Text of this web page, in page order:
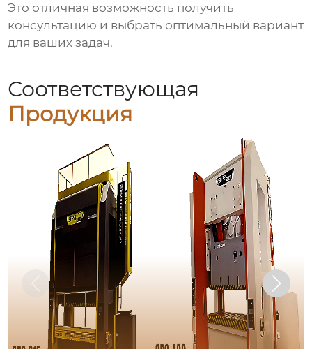
Это отличная возможность получить
консультацию и выбрать оптимальный вариант
для ваших задач.
Соответствующая
Продукция